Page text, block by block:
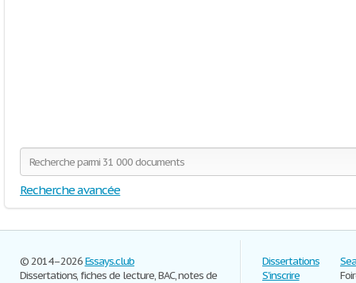
Recherche avancée
© 2014–2026Essays.club
Dissertations, fiches de lecture, BAC, notes de
Dissertations
S'inscrire